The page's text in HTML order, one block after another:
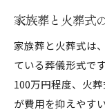
家族葬と火葬式
家族葬と火葬式は
ている葬儀形式で
100万円程度、火
が費用を抑えやす